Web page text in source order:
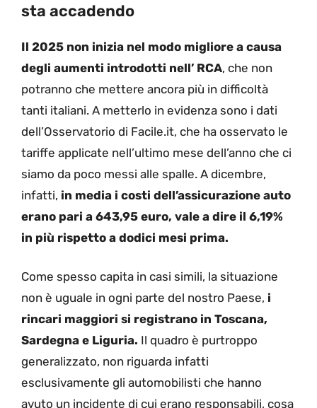
sta accadendo
Il 2025 non inizia nel modo migliore a causa
degli aumenti introdotti nell’ RCA, che non
potranno che mettere ancora più in difficoltà
tanti italiani. A metterlo in evidenza sono i dati
dell’Osservatorio di Facile.it, che ha osservato le
tariffe applicate nell’ultimo mese dell’anno che ci
siamo da poco messi alle spalle. A dicembre,
infatti, in media i costi dell’assicurazione auto
erano pari a 643,95 euro, vale a dire il 6,19%
in più rispetto a dodici mesi prima.
Come spesso capita in casi simili, la situazione
non è uguale in ogni parte del nostro Paese, i
rincari maggiori si registrano in Toscana,
Sardegna e Liguria. Il quadro è purtroppo
generalizzato, non riguarda infatti
esclusivamente gli automobilisti che hanno
avuto un incidente di cui erano responsabili, cosa